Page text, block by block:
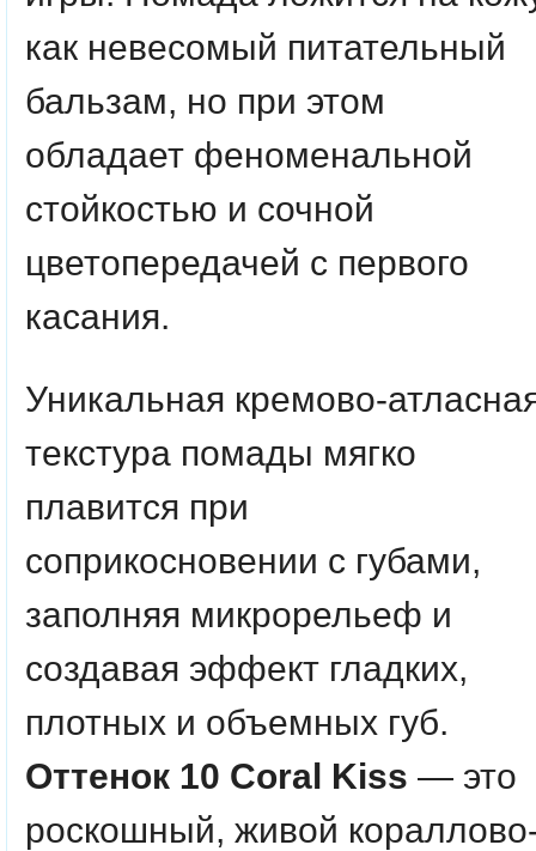
как невесомый питательный
бальзам, но при этом
обладает феноменальной
стойкостью и сочной
цветопередачей с первого
касания.
Уникальная кремово-
текстура помады мягко
плавится при
соприкосновении с губами,
заполняя микрорельеф и
создавая эффект гладких,
плотных и объемных губ.
Оттенок 10 Coral Kiss — это
роскошный, живой